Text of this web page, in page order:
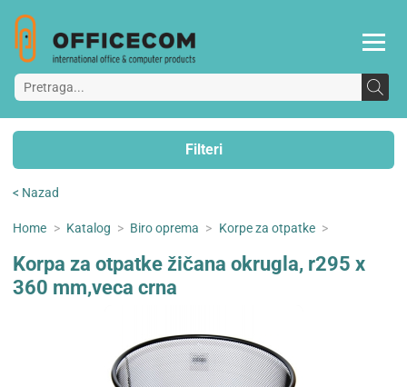
Filteri
< Nazad
Home > Katalog > Biro oprema > Korpe za otpatke >
Korpa za otpatke žičana okrugla, r295 x
360 mm,veca crna